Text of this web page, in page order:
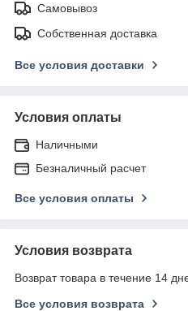
Самовывоз
Собственная доставка
Все условия доставки
Условия оплаты
Наличными
Безналичный расчет
Все условия оплаты
Условия возврата
Возврат товара в течение 14
Все условия возврата